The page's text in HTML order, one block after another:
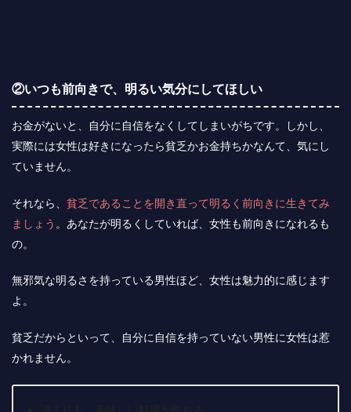
②いつも前向きで、明るい気分にしてほしい
お金がないと、自分に自信をなくしてしまいがちです。しかし、
実際には女性は好きになったら貧乏かお金持ちかなんて、気にし
ていません。
それなら、 貧乏であることを開き直って明るく前向きに生きてみ
ましょう 。あなたが明るくしていれば、女性も前向きになれるも
の。
無邪気な明るさを持っている男性ほど、女性は魅力的に感じます
よ。
貧乏だからといって、自分に自信を持っていない男性に女性は惹
かれません。